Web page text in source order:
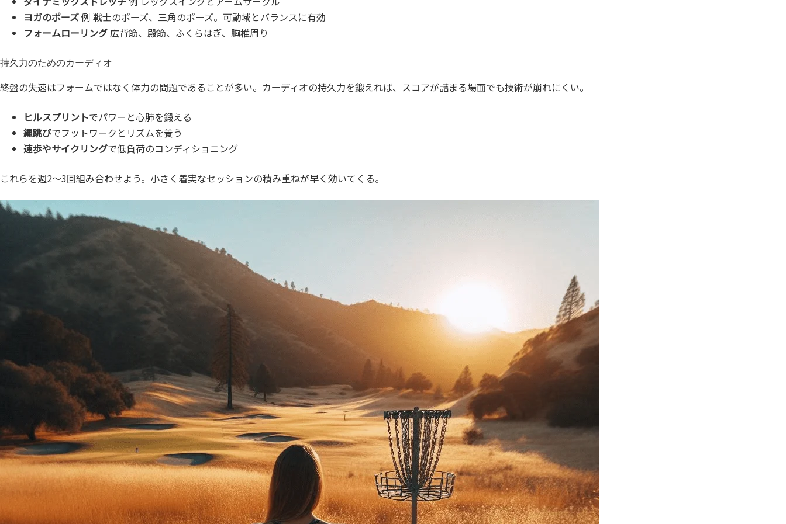
ヨガのポーズ例 戦士のポーズ、三角のポーズ。可動域とバランスに有効
フォームローリング 広背筋、殿筋、ふくらはぎ、胸椎周り
持久力のためのカーディオ
終盤の失速はフォームではなく体力の問題であることが多い。カーディオの持久力を鍛えれば、スコアが詰まる場面でも技術が崩れにくい。
ヒルスプリントでパワーと心肺を鍛える
縄跳びでフットワークとリズムを養う
速歩やサイクリングで低負荷のコンディショニング
これらを週2〜3回組み合わせよう。小さく着実なセッションの積み重ねが早く効いてくる。